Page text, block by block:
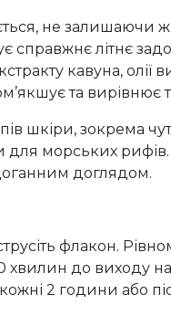
не залишаючи
справжнє літнє
кавуна, олії
та вирівнює
шкіри, зокрема
для морських
доглядом.
флакон.
20 хвилин до виходу
2 години або